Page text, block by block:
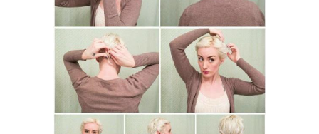
Романтический хвост Хвост с косами
Низкий хвост Объемный хвост